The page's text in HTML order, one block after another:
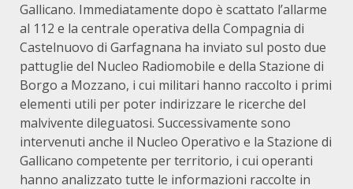
Gallicano. Immediatamente dopo è scattato l’allarme
al 112 e la centrale operativa della Compagnia di
Castelnuovo di Garfagnana ha inviato sul posto due
pattuglie del Nucleo Radiomobile e della Stazione di
Borgo a Mozzano, i cui militari hanno raccolto i primi
elementi utili per poter indirizzare le ricerche del
malvivente dileguatosi. Successivamente sono
intervenuti anche il Nucleo Operativo e la Stazione di
Gallicano competente per territorio, i cui operanti
hanno analizzato tutte le informazioni raccolte in